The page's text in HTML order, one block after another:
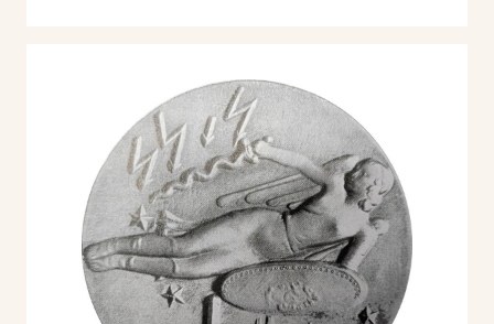
Internazionale d'Arte della Città di Venezia, con 1
Nel 1942 partecipa alla XXIII Esposizione
Internazionale d'Arte della Città di Venezia, con 1
scultura
Nel 1948 partecipa alla Esposizione
Internazionale d'Arte della Città di Venezia, con 1
scultura